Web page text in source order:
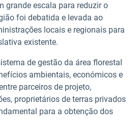
grande escala para reduzir o
foi debatida e levada ao
locais e regionais para
existente.
de gestão da área florestal
ambientais, económicos e
parceiros de projeto,
proprietários de terras privados
para a obtenção dos